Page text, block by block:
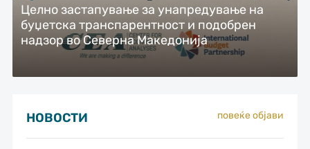
Целно застапување за унапредување на
буџетска транспарентност и подобрен
надзор во Северна Македонија
повеќе објави
НОВОСТИ